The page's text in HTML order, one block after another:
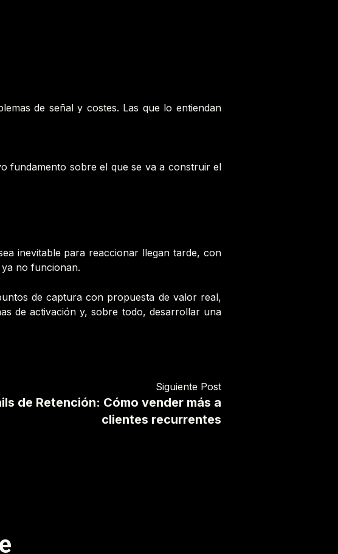
de señal y costes. Las que lo entiendan
fundamento sobre el que se va a construir el
inevitable para reaccionar llegan tarde, con
no funcionan.
de captura con propuesta de valor real,
de activación y, sobre todo, desarrollar una
Siguiente Post
de Retención: Cómo vender más a
clientes recurrentes